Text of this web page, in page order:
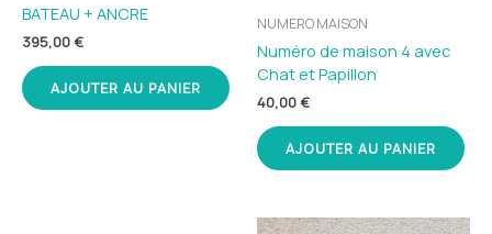
BATEAU + ANCRE
395,00 €
AJOUTER AU PANIER
NUMERO MAISON
Numéro de maison 4 avec
Chat et Papillon
40,00 €
AJOUTER AU PANIER